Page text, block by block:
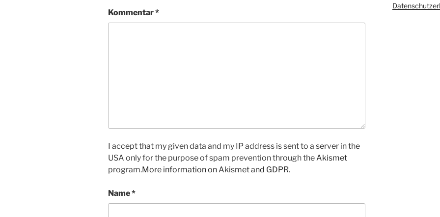
Kommentar*
I accept that my given data and my IP address is sent to a server in the
USA only for the purpose of spam prevention through theAkismet
program.More information on Akismet and GDPR.
Name*